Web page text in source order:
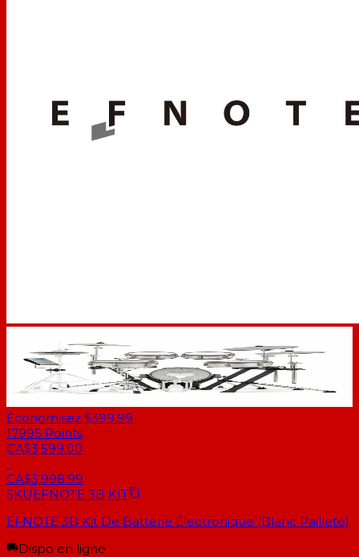
Économisez $399.99
17995 Points
CA$3,599.00
CA$3,998.99
SKUEFNOTE 3B KIT
EFNOTE 3B Kit De Batterie Électronique (Blanc Pailleté)
Dispo en ligne